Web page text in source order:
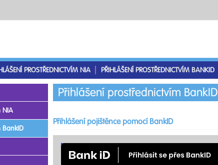
PROSTŘEDNICTVÍM NIA PŘIHLÁŠENÍ PROSTŘEDNICTVÍM BANKID
Přihlášení prostřednictvím BankID
Přihlášení pojištěnce pomocí BankID
NIA
BankID